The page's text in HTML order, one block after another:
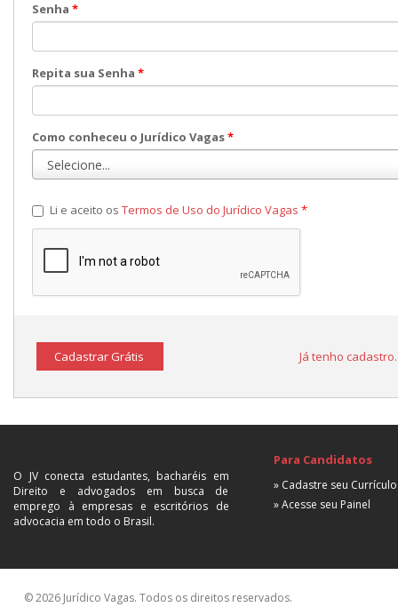
Senha *
Repita sua Senha *
Como conheceu o Jurídico Vagas*
Li e aceito os Termos de Uso do Jurídico Vagas *
Cadastrar Grátis Já tenho
O JV conecta estudantes, bacharéis em
Direito e advogados em busca de
emprego à empresas e escritórios de
advocacia em todo o Brasil.
Para Candidatos
» Cadastre seu Currículo
» Acesse seu Painel
© 2026 Jurídico Vagas. Todos os direitos reservados.